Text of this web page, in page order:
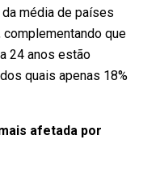
média de países
que
24 anos estão
quais apenas 18%
afetada por